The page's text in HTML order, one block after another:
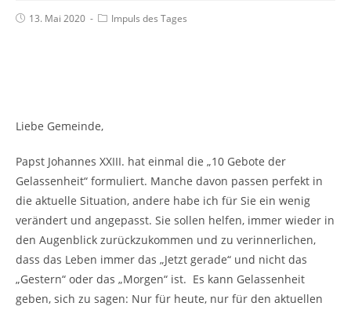
13. Mai 2020 Impuls des Tages
Liebe Gemeinde,
Papst Johannes XXIII. hat einmal die „10 Gebote der
Gelassenheit“ formuliert. Manche davon passen perfekt in
die aktuelle Situation, andere habe ich für Sie ein wenig
verändert und angepasst. Sie sollen helfen, immer wieder in
den Augenblick zurückzukommen und zu verinnerlichen,
dass das Leben immer das „Jetzt gerade“ und nicht das
„Gestern“ oder das „Morgen“ ist. Es kann Gelassenheit
geben, sich zu sagen: Nur für heute, nur für den aktuellen